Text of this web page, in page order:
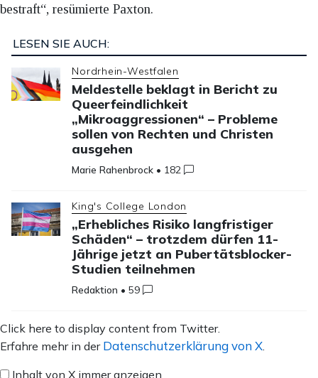
bestraft“, resümierte Paxton.
LESEN SIE AUCH:
Nordrhein-Westfalen
Meldestelle beklagt in Bericht zu
Queerfeindlichkeit
„Mikroaggressionen“ – Probleme
sollen von Rechten und Christen
ausgehen
Marie Rahenbrock • 182
King's College London
„Erhebliches Risiko langfristiger
Schäden“ – trotzdem dürfen 11-
Jährige jetzt an Pubertätsblocker-
Studien teilnehmen
Redaktion •59
Inhalt
von
Click here to display content from Twitter.
Erfahre mehr in der Datenschutzerklärung von X.
Inhalt von X immer anzeigen